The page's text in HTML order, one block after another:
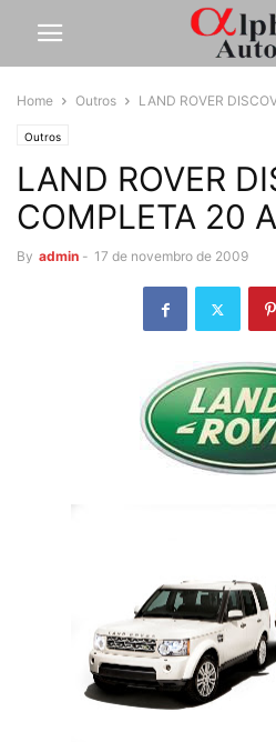
Home Outros LAND ROVER
Outros
LAND ROVER
COMPLETA 20
By admin - 17 de novembro de 2009